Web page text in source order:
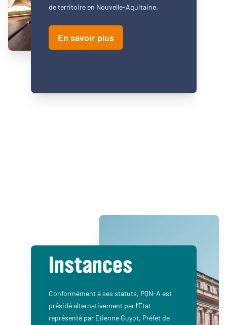
de territoire en Nouvelle-Aquitaine.
En savoir plus
Instances
Conformément à ses statuts, PQN-A est
présidé alternativement par l’Etat
représenté par Etienne Guyot, Préfet de